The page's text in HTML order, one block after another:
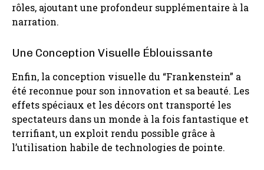
rôles, ajoutant une profondeur supplémentaire à la
narration.
Une Conception Visuelle Éblouissante
Enfin, la conception visuelle du “Frankenstein” a
été reconnue pour son innovation et sa beauté. Les
effets spéciaux et les décors ont transporté les
spectateurs dans un monde à la fois fantastique et
terrifiant, un exploit rendu possible grâce à
l’utilisation habile de technologies de pointe.